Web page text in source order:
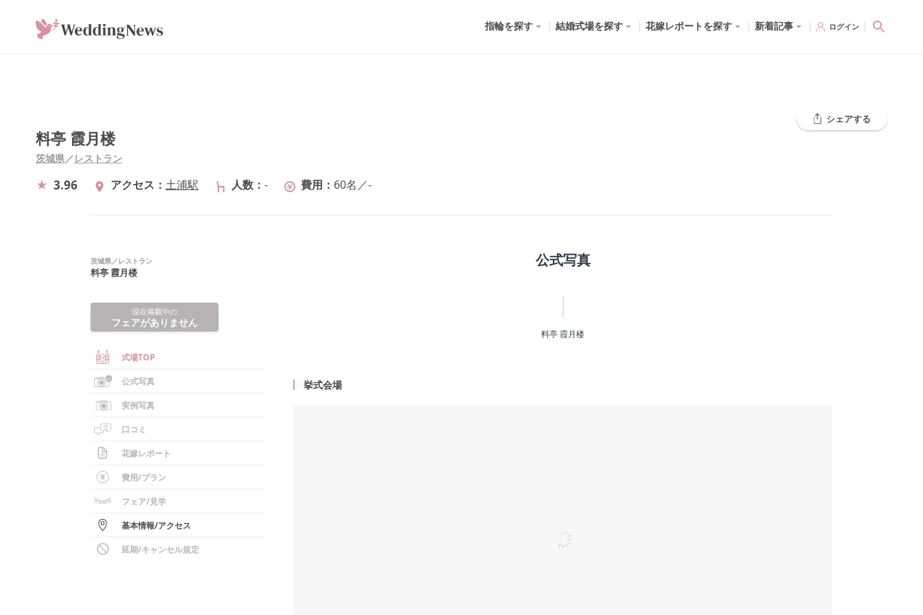
指輪を探す 結婚式場を探す 花嫁レポートを探す 新着記事 ログイン
料亭 霞月楼
茨城県／レストラン
3.96 アクセス 土浦駅 人数 - 費用 60名 ／-
シェアする
茨城県／レストラン
料亭 霞月楼
現在掲載中の
フェアがありません
式場TOP
公式写真
実例写真
口コミ
花嫁レポート
費用/プラン
フェア/見学
基本情報/アクセス
延期/キャンセル規定
公式写真
料亭 霞月楼
挙式会場